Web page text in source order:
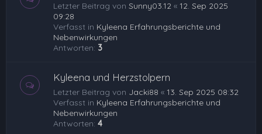
Letzter Beitrag von Sunny03.12 « 12. Sep 2025
09:28
Verfasst in Kyleena Erfahrungsberichte und
Nebenwirkungen
Antworten: 3
Kyleena und Herzstolpern
Letzter Beitrag von Jacki88 « 13. Sep 2025 08:32
Verfasst in Kyleena Erfahrungsberichte und
Nebenwirkungen
Antworten: 4